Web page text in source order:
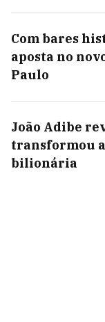
Com bares
aposta no
Paulo
João Adibe
transformou
bilionária